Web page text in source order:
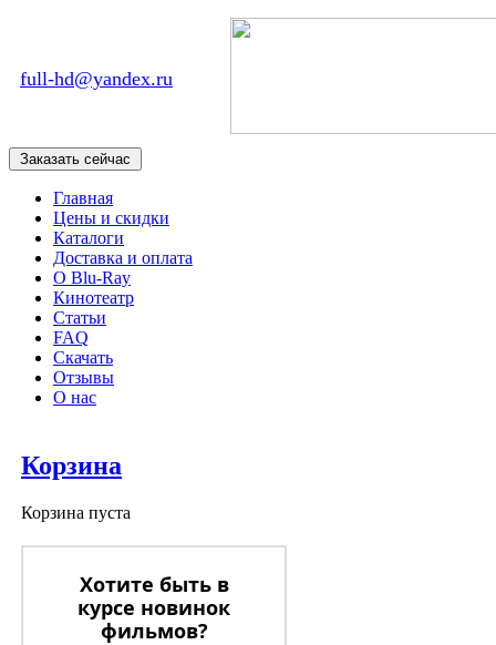
full-hd@yandex.ru
Главная
Цены и скидки
Каталоги
Доставка и оплата
О Blu-Ray
Кинотеатр
Статьи
FAQ
Скачать
Отзывы
О нас
Корзина
Корзина пуста
Хотите быть в
курсе новинок
фильмов?